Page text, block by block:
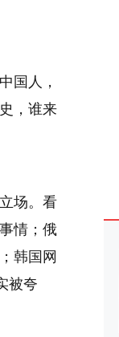
国人，
，谁来
场。看
情；俄
韩国网
被夸